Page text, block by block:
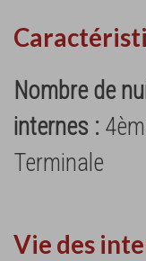
Nombre de
internes :
Terminale
Vie des